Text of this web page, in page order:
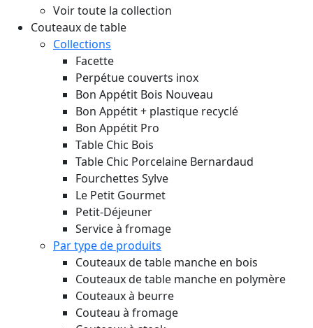
Voir toute la collection
Couteaux de table
Collections
Facette
Perpétue couverts inox
Bon Appétit Bois Nouveau
Bon Appétit + plastique recyclé
Bon Appétit Pro
Table Chic Bois
Table Chic Porcelaine Bernardaud
Fourchettes Sylve
Le Petit Gourmet
Petit-Déjeuner
Service à fromage
Par type de produits
Couteaux de table manche en bois
Couteaux de table manche en polymère
Couteaux à beurre
Couteau à fromage